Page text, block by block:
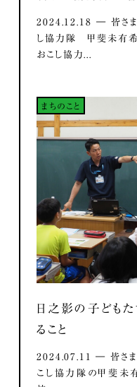
2024.12.18 ― 皆さま
し協力隊 甲斐未有
おこし協力...
まちのこと
日之影の子ども
ること
2024.07.11 ― 皆さま
こし協力隊の甲斐